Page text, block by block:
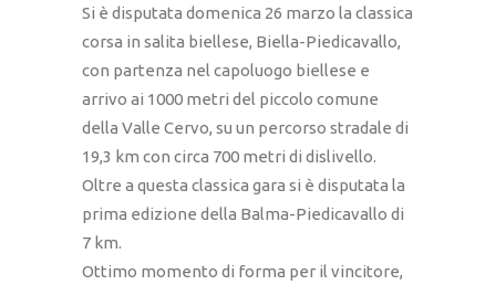
Si è disputata domenica 26 marzo la classica
corsa in salita biellese, Biella-Piedicavallo,
con partenza nel capoluogo biellese e
arrivo ai 1000 metri del piccolo comune
della Valle Cervo, su un percorso stradale di
19,3 km con circa 700 metri di dislivello.
Oltre a questa classica gara si è disputata la
prima edizione della Balma-Piedicavallo di
7 km.
Ottimo momento di forma per il vincitore,